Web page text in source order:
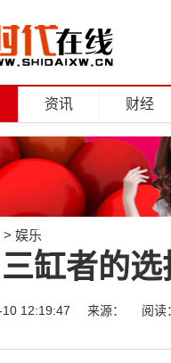
资讯 财经
> 娱乐
缸者的
12:19:47 来源： 阅读